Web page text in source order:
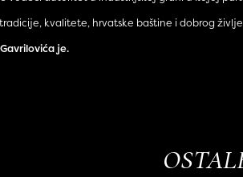
kvalitete, hrvatske baštine i dobrog
je.